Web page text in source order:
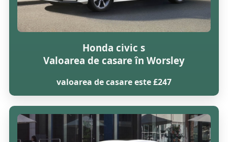
Honda civic s
Valoarea de casare în Worsley
valoarea de casare este £247